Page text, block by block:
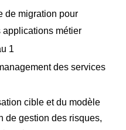
de migration pour
applications métier
1
des services
cible et du modèle
de gestion des risques,